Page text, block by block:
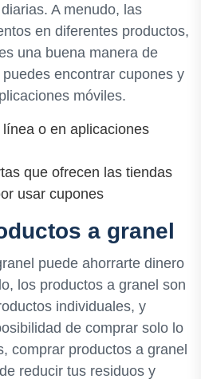
A menudo, las
en diferentes productos,
una buena manera de
encontrar cupones y
móviles.
o en aplicaciones
que ofrecen las tiendas
usar cupones
a granel
puede ahorrarte dinero
los productos a granel son
individuales, y
de comprar solo lo
comprar productos a granel
reducir tus residuos y